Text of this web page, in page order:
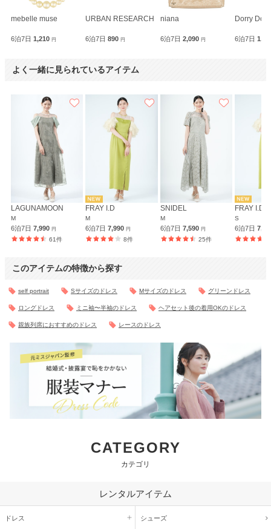
mebelle muse
6泊7日 1,210 円
URBAN RESEARCH
6泊7日890円
niana
6泊7日 2,090 円
Dorry Doll
6泊7日
よく一緒に見られているアイテム
LAGUNAMOON
M
6泊7日 7,990 円
61件
FRAY I.D
M
6泊7日7,990円
8件
SNIDEL
M
6泊7日 7,590 円
25件
FRAY I.D
S
6泊7日
このアイテムの特徴から探す
self portrait Sサイズのドレス Mサイズのドレス グリーンドレス
ロングドレス ミニ袖〜半袖のドレス ヘアセット後の着用OKのドレス
親族列席におすすめのドレス レースのドレス
CATEGORY
カテゴリ
レンタルアイテム
ドレス シューズ